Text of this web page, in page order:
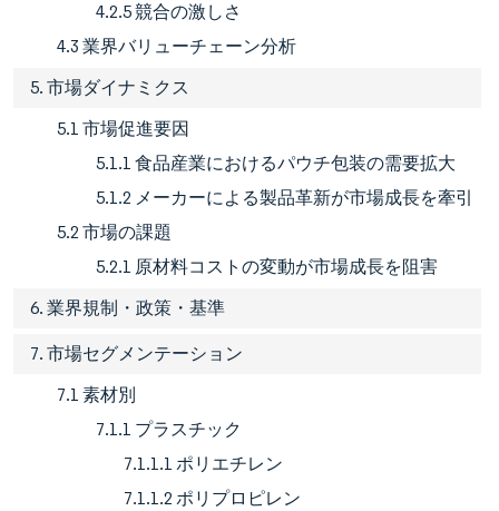
4.2.5 競合の激しさ
4.3 業界バリューチェーン分析
5. 市場ダイナミクス
5.1 市場促進要因
5.1.1 食品産業におけるパウチ包装の需要拡大
5.1.2 メーカーによる製品革新が市場成長を牽引
5.2 市場の課題
5.2.1 原材料コストの変動が市場成長を阻害
6. 業界規制・政策・基準
7. 市場セグメンテーション
7.1 素材別
7.1.1 プラスチック
7.1.1.1 ポリエチレン
7.1.1.2 ポリプロピレン